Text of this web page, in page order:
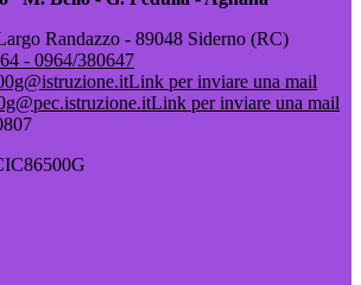
Randazzo - 89048 Siderno (RC)
- 0964/380647
Link per inviare una mail
Link per inviare una mail